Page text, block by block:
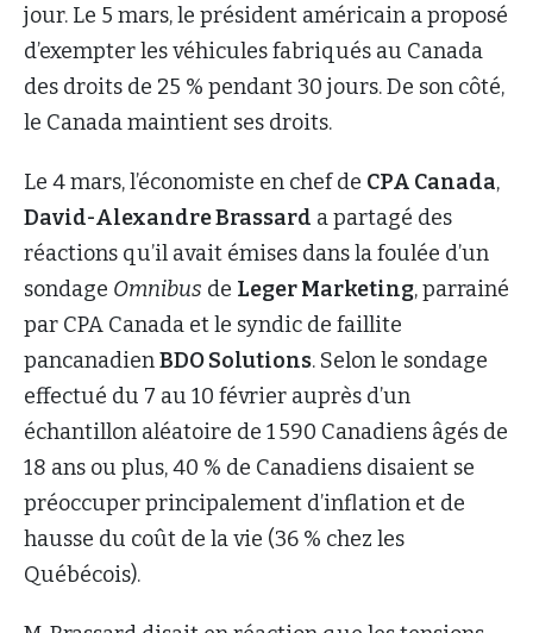
jour. Le 5 mars, le président américain a proposé
d’exempter les véhicules fabriqués au Canada
des droits de 25 % pendant 30 jours. De son côté,
le Canada maintient ses droits.
Le 4 mars, l’économiste en chef de CPA Canada,
David-Alexandre Brassard a partagé des
réactions qu’il avait émises dans la foulée d’un
sondage Omnibus de Leger Marketing, parrainé
par CPA Canada et le syndic de faillite
pancanadienBDO Solutions. Selon le sondage
effectué du 7 au 10 février auprès d’un
échantillon aléatoire de 1 590 Canadiens âgés de
18 ans ou plus, 40 % de Canadiens disaient se
préoccuper principalement d’inflation et de
hausse du coût de la vie (36 % chez les
Québécois).